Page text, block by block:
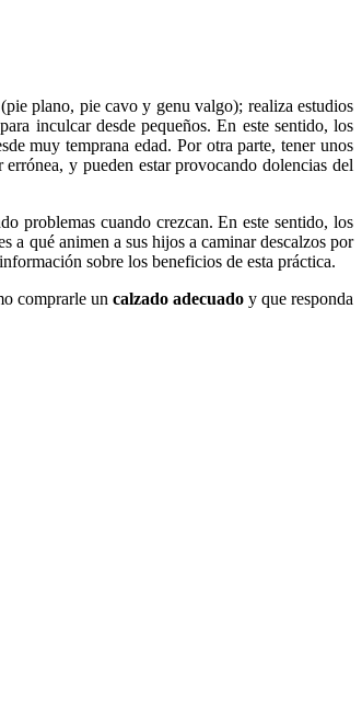
plano, pie cavo y genu valgo); realiza estudios
para inculcar desde pequeños. En este sentido, los
muy temprana edad. Por otra parte, tener unos
y pueden estar provocando dolencias del
problemas cuando crezcan. En este sentido, los
a qué animen a sus hijos a caminar descalzos por
sobre los beneficios de esta práctica.
comprarle un calzado adecuadoy que responda